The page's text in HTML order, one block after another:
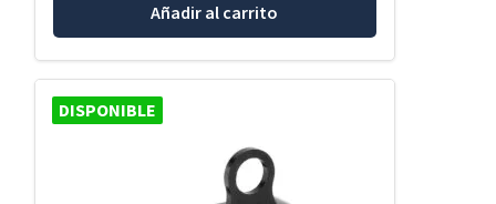
Añadir al carrito
DISPONIBLE